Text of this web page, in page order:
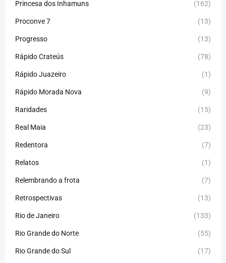
Princesa dos Inhamuns (162)
Proconve 7 (13)
Progresso (13)
Rápido Crateús (78)
Rápido Juazeiro (1)
Rápido Morada Nova (9)
Raridades (15)
Real Maia (23)
Redentora (7)
Relatos (1)
Relembrando a frota (7)
Retrospectivas (13)
Rio de Janeiro (133)
Rio Grande do Norte (55)
Rio Grande do Sul (17)